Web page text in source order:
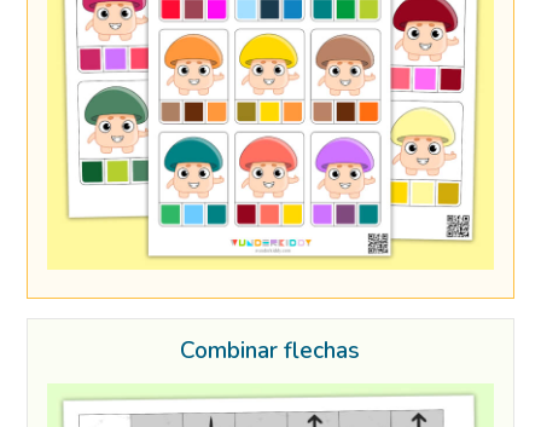
Combinar flechas